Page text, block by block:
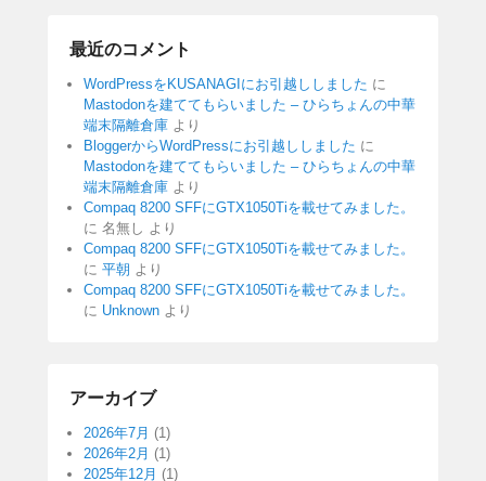
最近のコメント
WordPressをKUSANAGIにお引越ししました に
Mastodonを建ててもらいました – ひらちょんの中華
端末隔離倉庫 より
BloggerからWordPressにお引越ししました に
Mastodonを建ててもらいました – ひらちょんの中華
端末隔離倉庫 より
Compaq 8200 SFFにGTX1050Tiを載せてみました。
に 名無し より
Compaq 8200 SFFにGTX1050Tiを載せてみました。
に 平朝 より
Compaq 8200 SFFにGTX1050Tiを載せてみました。
に Unknown より
アーカイブ
2026年7月 (1)
2026年2月 (1)
2025年12月 (1)